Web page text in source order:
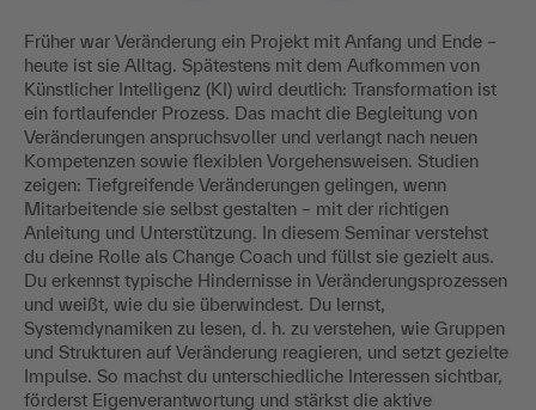
Früher war Veränderung ein Projekt mit Anfang und Ende –
heute ist sie Alltag. Spätestens mit dem Aufkommen von
Künstlicher Intelligenz (KI) wird deutlich: Transformation ist
ein fortlaufender Prozess. Das macht die Begleitung von
Veränderungen anspruchsvoller und verlangt nach neuen
Kompetenzen sowie flexiblen Vorgehensweisen. Studien
zeigen: Tiefgreifende Veränderungen gelingen, wenn
Mitarbeitende sie selbst gestalten – mit der richtigen
Anleitung und Unterstützung. In diesem Seminar verstehst
du deine Rolle als Change Coach und füllst sie gezielt aus.
Du erkennst typische Hindernisse in Veränderungsprozessen
und weißt, wie du sie überwindest. Du lernst,
Systemdynamiken zu lesen, d. h. zu verstehen, wie Gruppen
und Strukturen auf Veränderung reagieren, und setzt gezielte
Impulse. So machst du unterschiedliche Interessen sichtbar,
förderst Eigenverantwortung und stärkst die aktive